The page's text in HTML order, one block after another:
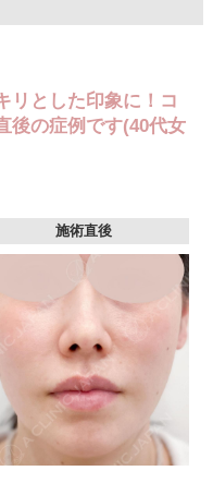
とご相談いただきお選びいた
、突っ張り感などが生じるこ
菌感染症、血管閉塞などが生
するようなマッサージは1〜2
円(税込)
トラ＋XC 1部位98,800円(税
イム 1部位79,100円(税込)～
(税込)
3,300円(税込)
ん。
よう、鼻柱（鼻中隔下部）に
距離（人中）を相対的に短く
う、硬さと形成力に優れたヒ
、発赤（赤み）、内出血、圧
じることがあります。また、
リとした印象に！コ
後の症例です(40代女
施術直後